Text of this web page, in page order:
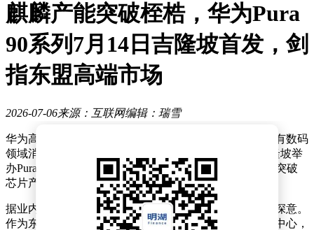
麒麟产能突破桎梏，华为Pura
90系列7月14日吉隆坡首发，剑
指东盟高端市场
2026-07-06来源：互联网编辑：瑞雪
华为高端手机回归全球市场的步伐正不断加快。近日，有数码
领域消息人士透露，华为计划于7月14日在马来西亚吉隆坡举
办Pura 90系列全球新品发布会，这一举动标志着华为在突破
芯片产能限制后，正式重启海外高端市场的全面布局。
据业内人士分析，华为选择吉隆坡作为首发地具有战略深意。
作为东盟核心成员国，马来西亚不仅是华为东南亚运营中心，